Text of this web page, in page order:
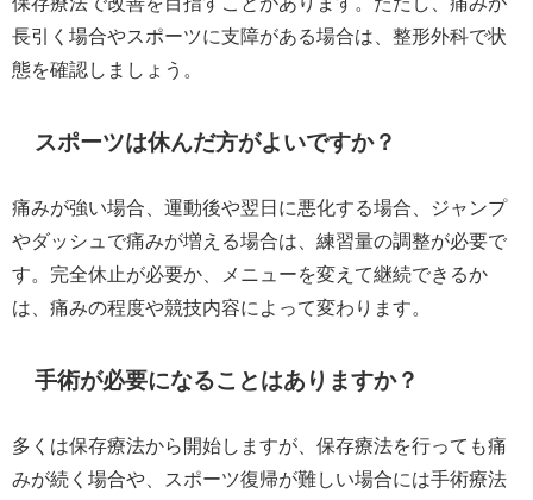
長引く場合やスポーツに支障がある場合は、整形外科で状
態を確認しましょう。
スポーツは休んだ方がよいですか？
痛みが強い場合、運動後や翌日に悪化する場合、ジャンプ
やダッシュで痛みが増える場合は、練習量の調整が必要で
す。完全休止が必要か、メニューを変えて継続できるか
は、痛みの程度や競技内容によって変わります。
手術が必要になることはありますか？
多くは保存療法から開始しますが、保存療法を行っても痛
みが続く場合や、スポーツ復帰が難しい場合には手術療法